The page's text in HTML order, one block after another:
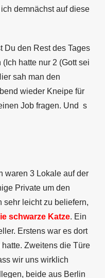
demnächst auf diese
Du den Rest des Tages
hatte nur 2 (Gott sei
sah man den
wieder Kneipe für
Job fragen. Und s
waren 3 Lokale auf der
Private um den
sehr leicht zu beliefern,
schwarze Katze. Ein
Erstens war es dort
Zweitens die Türe
wir uns wirklich
beide aus Berlin